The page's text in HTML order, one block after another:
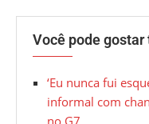
Você pode gostar
‘Eu nunca fui
informal com
no G7